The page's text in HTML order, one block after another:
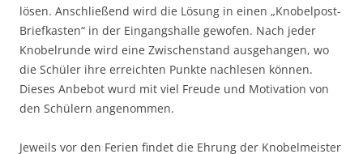
lösen. Anschließend wird die Lösung in einen „Knobelpost-
Briefkasten“ in der Eingangshalle gewofen. Nach jeder
Knobelrunde wird eine Zwischenstand ausgehangen, wo
die Schüler ihre erreichten Punkte nachlesen können.
Dieses Anbebot wurd mit viel Freude und Motivation von
den Schülern angenommen.
Jeweils vor den Ferien findet die Ehrung der Knobelmeister